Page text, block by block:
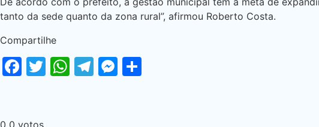
tanto da sede quanto da zona rural”, afirmou Roberto Costa.
Compartilhe
Facebook
Twitter
WhatsApp
Telegram
Messenger
0 0 votos